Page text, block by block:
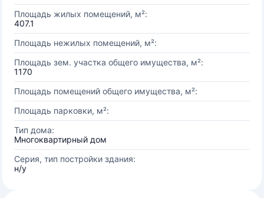
Площадь жилых помещений, м²:
407.1
Площадь нежилых помещений, м²:
Площадь зем. участка общего имущества, м²:
1170
Площадь помещений общего имущества, м²:
Площадь парковки, м²:
Тип дома:
Многоквартирный дом
Серия, тип постройки здания:
н/у